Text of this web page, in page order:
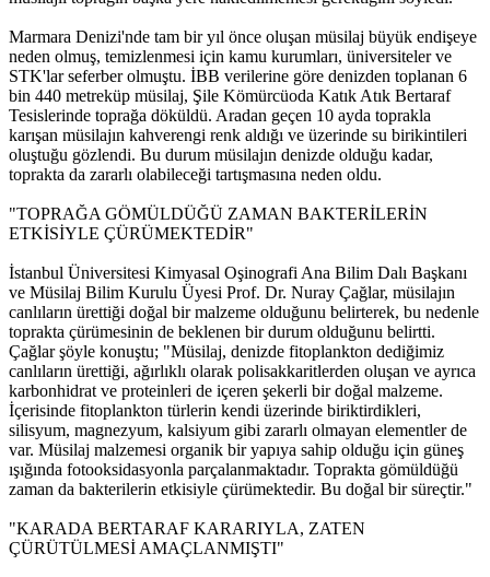
Marmara Denizi'nde tam bir yıl önce oluşan müsilaj büyük endişeye
neden olmuş, temizlenmesi için kamu kurumları, üniversiteler ve
STK'lar seferber olmuştu. İBB verilerine göre denizden toplanan 6
bin 440 metreküp müsilaj, Şile Kömürcüoda Katık Atık Bertaraf
Tesislerinde toprağa döküldü. Aradan geçen 10 ayda toprakla
karışan müsilajın kahverengi renk aldığı ve üzerinde su birikintileri
oluştuğu gözlendi. Bu durum müsilajın denizde olduğu kadar,
toprakta da zararlı olabileceği tartışmasına neden oldu.
"TOPRAĞA GÖMÜLDÜĞÜ ZAMAN BAKTERİLERİN
ETKİSİYLE ÇÜRÜMEKTEDİR"
İstanbul Üniversitesi Kimyasal Oşinografi Ana Bilim Dalı Başkanı
ve Müsilaj Bilim Kurulu Üyesi Prof. Dr. Nuray Çağlar, müsilajın
canlıların ürettiği doğal bir malzeme olduğunu belirterek, bu nedenle
toprakta çürümesinin de beklenen bir durum olduğunu belirtti.
Çağlar şöyle konuştu; "Müsilaj, denizde fitoplankton dediğimiz
canlıların ürettiği, ağırlıklı olarak polisakkaritlerden oluşan ve ayrıca
karbonhidrat ve proteinleri de içeren şekerli bir doğal malzeme.
İçerisinde fitoplankton türlerin kendi üzerinde biriktirdikleri,
silisyum, magnezyum, kalsiyum gibi zararlı olmayan elementler de
var. Müsilaj malzemesi organik bir yapıya sahip olduğu için güneş
ışığında fotooksidasyonla parçalanmaktadır. Toprakta gömüldüğü
zaman da bakterilerin etkisiyle çürümektedir. Bu doğal bir süreçtir."
"KARADA BERTARAF KARARIYLA, ZATEN
ÇÜRÜTÜLMESİ AMAÇLANMIŞTI"